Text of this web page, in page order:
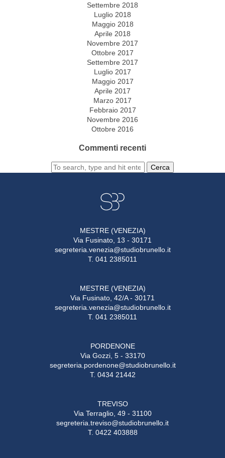
Settembre 2018
Luglio 2018
Maggio 2018
Aprile 2018
Novembre 2017
Ottobre 2017
Settembre 2017
Luglio 2017
Maggio 2017
Aprile 2017
Marzo 2017
Febbraio 2017
Novembre 2016
Ottobre 2016
Commenti recenti
Cerca
MESTRE (VENEZIA)
Via Fusinato, 13 - 30171
segreteria.venezia@studiobrunello.it
T. 041 2385011
MESTRE (VENEZIA)
Via Fusinato, 42/A - 30171
segreteria.venezia@studiobrunello.it
T. 041 2385011
PORDENONE
Via Gozzi, 5 - 33170
segreteria.pordenone@studiobrunello.it
T. 0434 21442
TREVISO
Via Terraglio, 49 - 31100
segreteria.treviso@studiobrunello.it
T. 0422 403888